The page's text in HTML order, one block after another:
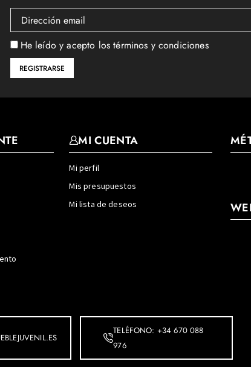
He leído y acepto los términos y condiciones
MI CUENTA
Mi perfil
Mis presupuestos
Mi lista de deseos
TELÉFONO: +34 670 088
976